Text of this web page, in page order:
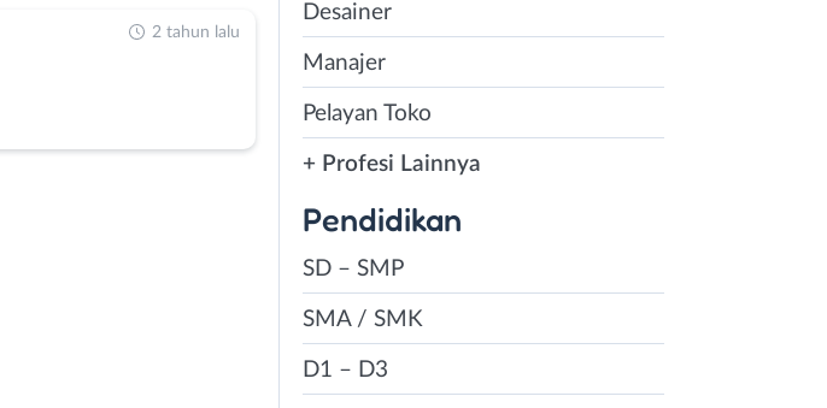
2 tahun lalu
Desainer
Manajer
Pelayan Toko
+ Profesi Lainnya
Pendidikan
SD – SMP
SMA / SMK
D1 – D3